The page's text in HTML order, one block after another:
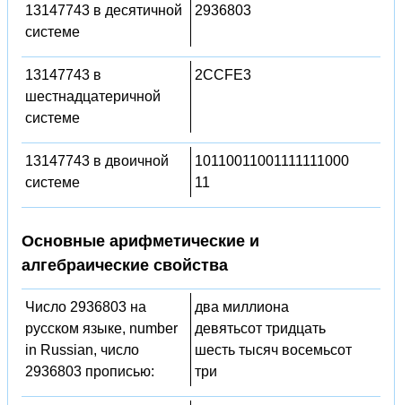
13147743 в десятичной
системе
2936803
13147743 в
шестнадцатеричной
системе
2CCFE3
13147743 в двоичной
системе
10110011001111111000
11
Основные арифметические и
алгебраические свойства
Число 2936803 на
русском языке, number
in Russian, число
2936803 прописью:
два миллиона
девятьсот тридцать
шесть тысяч восемьсот
три